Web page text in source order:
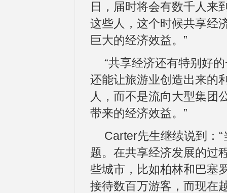
日，届时将会有数千人来
这些人，这个时候共享经
巨大的经济效益。”
“共享经济还有特别好
还能让旅游业创造出来的
人，而不是流向大型集团
带来的经济效益。”
Carter先生继续说到：
题。在共享经济发展的过
些城市，比如柏林和巴塞
接待数百万游客，而现在